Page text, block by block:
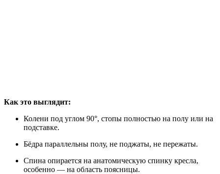
Как это выглядит:
Колени под углом 90°, стопы полностью на полу или на
подставке.
Бёдра параллельны полу, не поджаты, не пережаты.
Спина опирается на анатомическую спинку кресла,
особенно — на область поясницы.